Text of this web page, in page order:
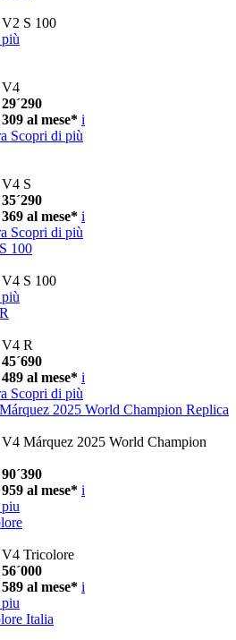
V2 S 100
V4
al mese* i
Scopri di più
V4 S
al mese* i
Scopri di più
100
V4 S 100
V4 R
al mese* i
Scopri di più
2025 World Champion Replica
V4 Márquez 2025 World Champion
al mese* i
V4 Tricolore
al mese* i
Italia